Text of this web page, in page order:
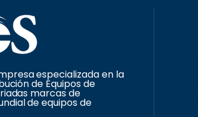
especializada en la
de Equipos de
marcas de
de equipos de